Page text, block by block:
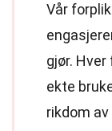
Vår
gjør.
ekte
rikdom